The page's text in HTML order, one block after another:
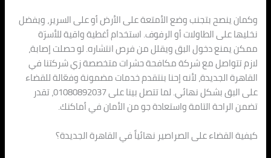
وكمان ينصح بتجنب وضع الأمتعة على الأرض أو على السرير، ويفضل
نخليها على الطاولات أو الرفوف. استخدام أغطية واقية للأسرّة
ممكن يمنع دخول البق ويقلل من فرص انتشاره. لو حصلت إصابة،
لازم تتواصل مع شركة مكافحة حشرات متخصصة زي شركتنا في
القاهرة الجديدة، لأنه إحنا بنتقدم خدمات مضمونة وفعّالة للقضاء
على البق بشكل نهائي. لما تتصل بينا على 01080892037، تقدر
تضمن الراحة التامة واستعادة جو من الأمان في أماكنك.
كيفية القضاء على الصراصير نهائياً في القاهرة الجديدة؟